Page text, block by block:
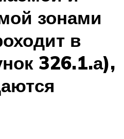
зонами
в
326.1.а),